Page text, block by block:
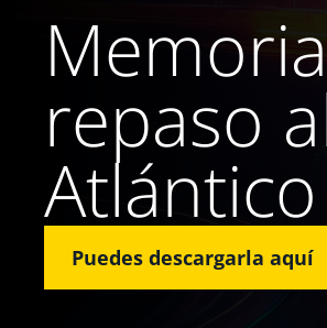
repaso
Atlántico
Puedes descargarla aquí